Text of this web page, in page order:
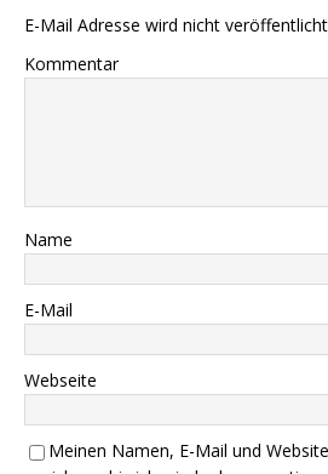
E-Mail Adresse wird nicht
Kommentar
Name
E-Mail
Webseite
Meinen Namen, E-Mail und